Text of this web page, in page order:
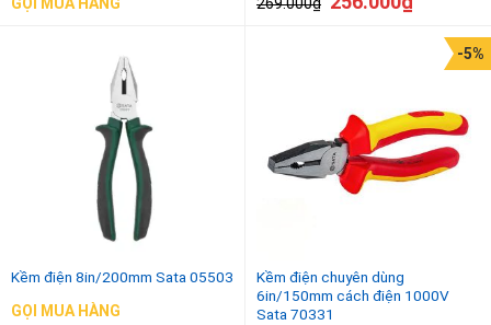
Kềm điện 8in/200mm Sata 05503
GỌI MUA HÀNG
Kềm điện chuyên dùng
6in/150mm cách điện 1000V
Sata 70331
-5%